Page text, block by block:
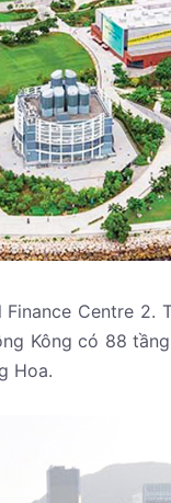
Centre 2.
Kông có 88
Hoa.